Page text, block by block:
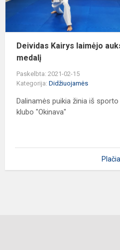
Lietuvą”
Deividas Kairys laimėjo
medalį
Paskelbta: 2021-02-15
Kategorija:Didžiuojamės
Dalinamės puikia žinia iš sporto
klubo "Okinava"